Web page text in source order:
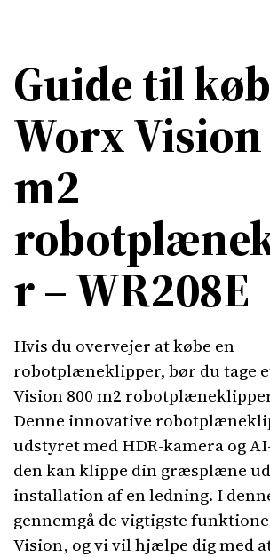
Guide til
Worx
m2
r – WR208E
Hvis du overvejer at købe en
robotplæneklipper, bør du tage
Vision 800 m2
Denne innovative
udstyret med HDR-kamera og
den kan klippe din græsplæne
installation af en ledning. I
gennemgå de vigtigste
Vision, og vi vil hjælpe dig med